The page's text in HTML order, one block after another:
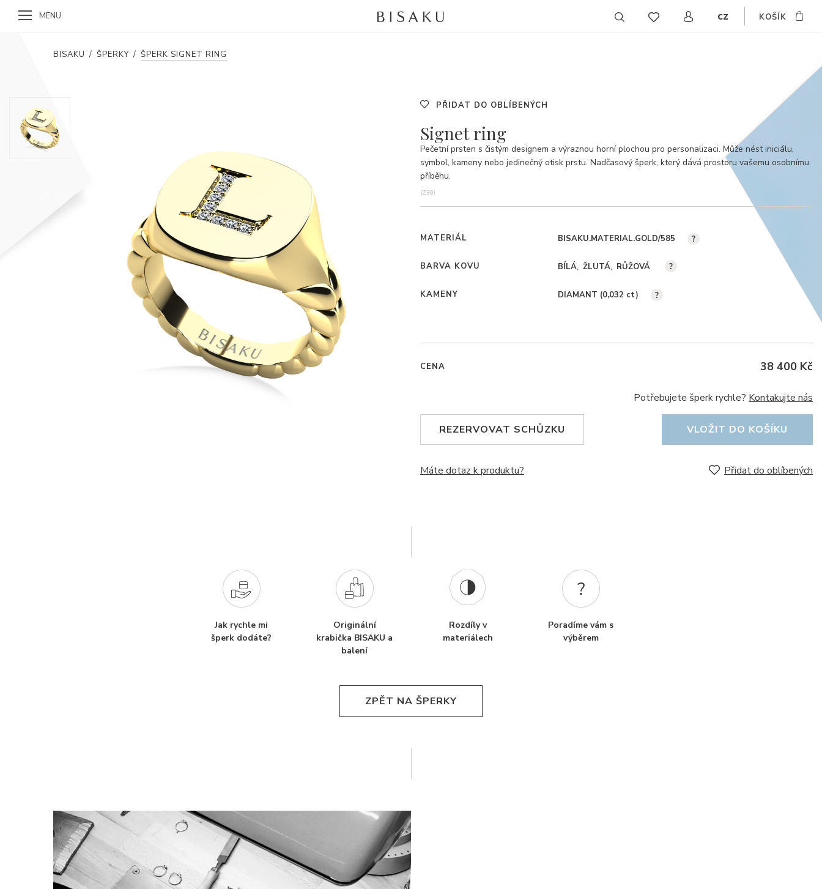
MENU cz KOŠÍK
BISAKU / ŠPERKY / ŠPERK SIGNET RING
PŘIDAT DO OBLÍBENÝCH
Signet ring
Pečetní prsten s čistým designem a výraznou horní plochou pro personalizaci. Může nést iniciálu,
symbol, kameny nebo jedinečný otisk prstu. Nadčasový šperk, který dává prostoru vašemu osobnímu
příběhu.
(Z30)
MATERIÁL BISAKU.MATERIAL.GOLD/585 ?
BARVA KOVU BÍLÁ ŽLUTÁ RŮŽOVÁ ?
KAMENY DIAMANT (0,032 ct) ?
CENA 38 400 Kč
Potřebujete šperk rychle? Kontakujte nás
REZERVOVAT SCHŮZKU VLOŽIT DO KOŠÍKU
Máte dotaz k produktu? Přidat do oblíbených
Jak rychle mi
šperk dodáte?
Originální
krabička BISAKU a
balení
Rozdíly v
materiálech
Poradíme vám s
výběrem
ZPĚT NA ŠPERKY